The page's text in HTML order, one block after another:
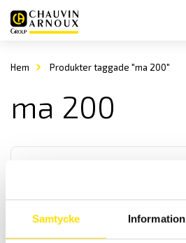
Samtycke Information
Hem Produkter taggade "ma 200"
ma 200